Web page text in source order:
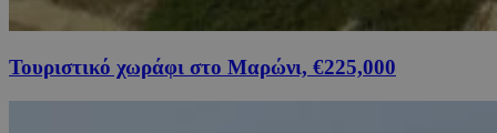
Τουριστικό χωράφι στο Μαρώνι, €225,000